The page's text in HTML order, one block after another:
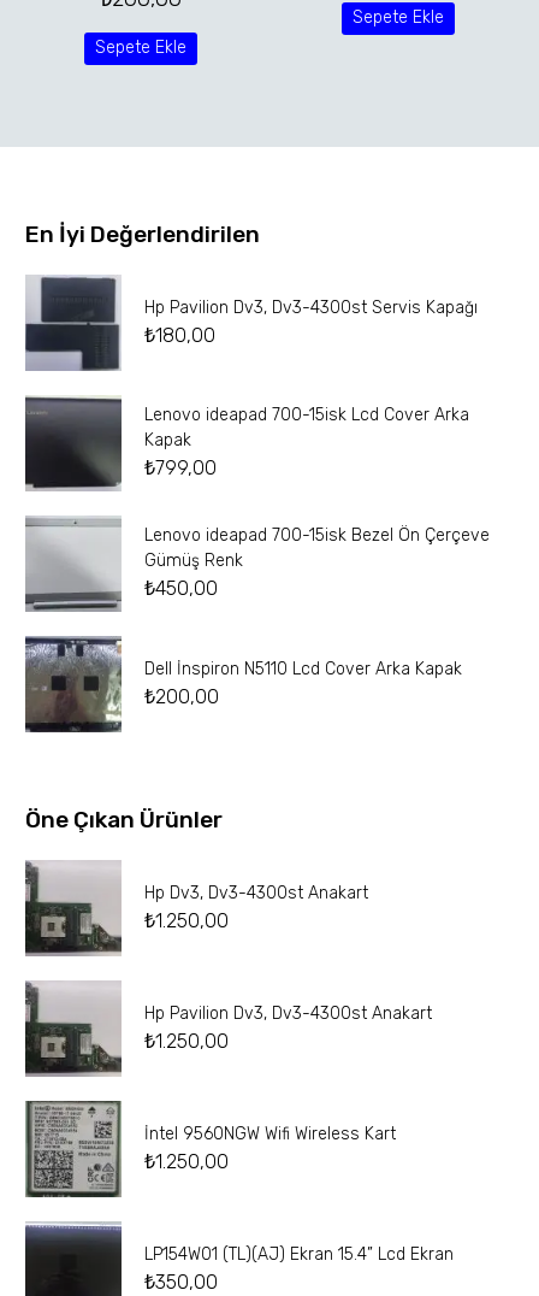
Sepete Ekle
Sepete Ekle
En İyi Değerlendirilen
Hp Pavilion Dv3, Dv3-4300st Servis Kapağı
₺180,00
Lenovo ideapad 700-15isk Lcd Cover Arka
Kapak
₺799,00
Lenovo ideapad 700-15isk Bezel Ön Çerçeve
Gümüş Renk
₺450,00
Dell İnspiron N5110 Lcd Cover Arka Kapak
₺200,00
Öne Çıkan Ürünler
Hp Dv3, Dv3-4300st Anakart
₺1.250,00
Hp Pavilion Dv3, Dv3-4300st Anakart
₺1.250,00
İntel 9560NGW Wifi Wireless Kart
₺1.250,00
LP154W01 (TL)(AJ) Ekran 15.4” Lcd Ekran
₺350,00